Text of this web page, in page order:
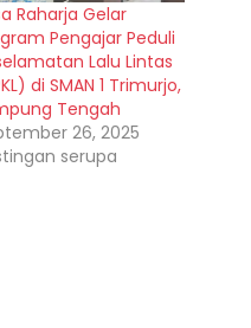
Raharja Gelar
Pengajar Peduli
Lalu Lintas
di SMAN 1 Trimurjo,
Tengah
26, 2025
serupa